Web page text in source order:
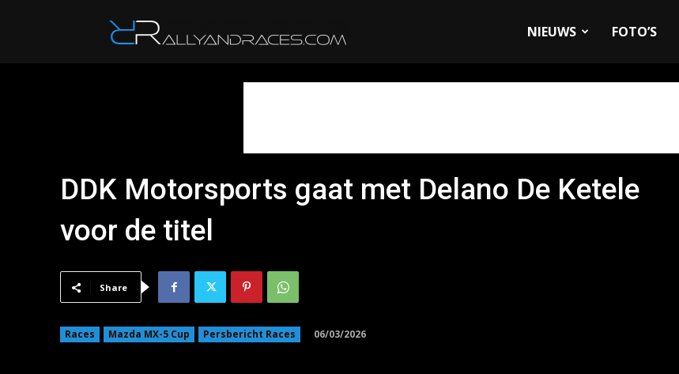
NIEUWS FOTO’S
DDK Motorsports gaat met Delano De Ketele
voor de titel
Share
Races Mazda MX-5 Cup Persbericht Races 06/03/2026